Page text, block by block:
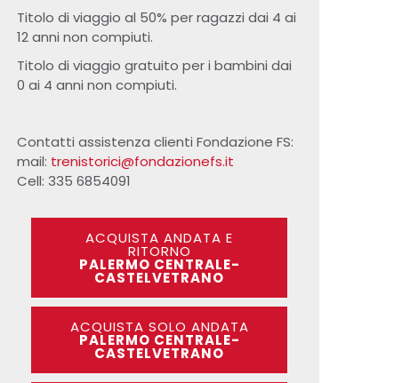
Titolo di viaggio al 50% per ragazzi dai 4 ai
12 anni non compiuti.
Titolo di viaggio gratuito per i bambini dai
0 ai 4 anni non compiuti.
Contatti assistenza clienti Fondazione FS:
mail: trenistorici@fondazionefs.it
Cell: 335 6854091
ACQUISTA ANDATA E
RITORNO
PALERMO CENTRALE-
CASTELVETRANO
ACQUISTA SOLO ANDATA
PALERMO CENTRALE-
CASTELVETRANO